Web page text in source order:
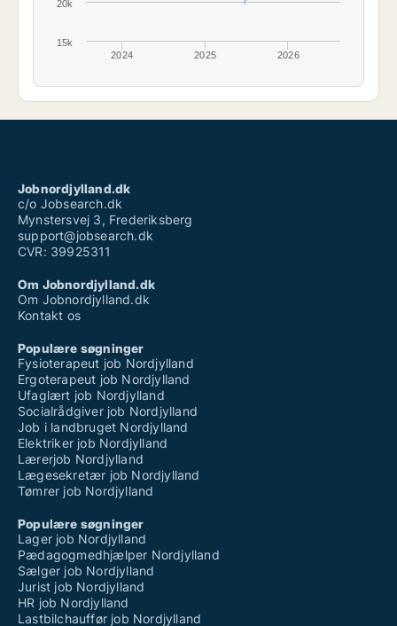
2024 2025 2026
15k
20k
Jobnordjylland.dk
c/o Jobsearch.dk
Mynstersvej 3, Frederiksberg
support@jobsearch.dk
CVR: 39925311
Om Jobnordjylland.dk
Om Jobnordjylland.dk
Kontakt os
Populære søgninger
Fysioterapeut job Nordjylland
Ergoterapeut job Nordjylland
Ufaglært job Nordjylland
Socialrådgiver job Nordjylland
Job i landbruget Nordjylland
Elektriker job Nordjylland
Lærerjob Nordjylland
Lægesekretær job Nordjylland
Tømrer job Nordjylland
Populære søgninger
Lager job Nordjylland
Pædagogmedhjælper Nordjylland
Sælger job Nordjylland
Jurist job Nordjylland
HR job Nordjylland
Lastbilchauffør job Nordjylland